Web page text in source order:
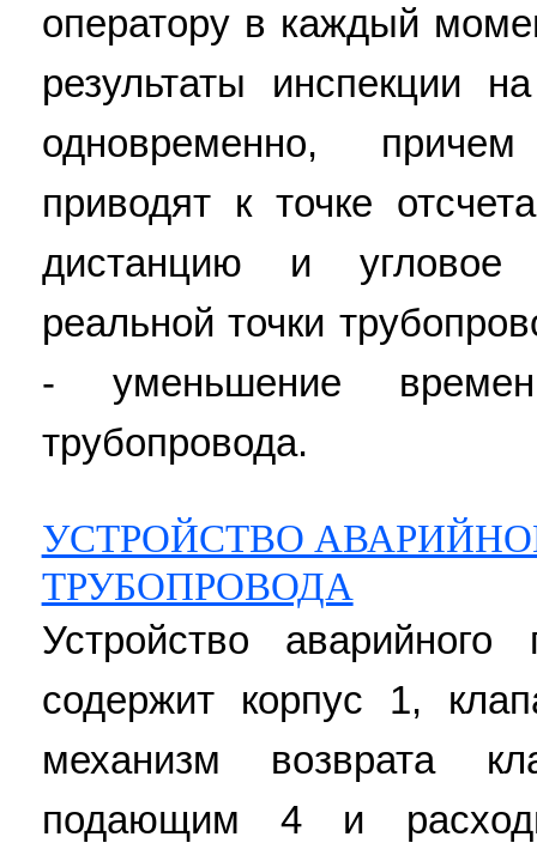
оператору в каждый
результаты инспекции
одновременно,
приводят к точке
дистанцию и угловое
реальной точки
- уменьшение
трубопровода.
УСТРОЙСТВО
ТРУБОПРОВОДА
Устройство аварийного
содержит корпус 1,
механизм возврата
подающим 4 и